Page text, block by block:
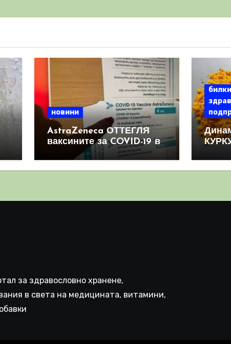
новини
AstraZeneca ОТТЕГЛЯ
ваксините за COVID-19 в
световен мащаб, след
като призна, че те
билки
за здравословно хранене,
в света на медицината, витамини,